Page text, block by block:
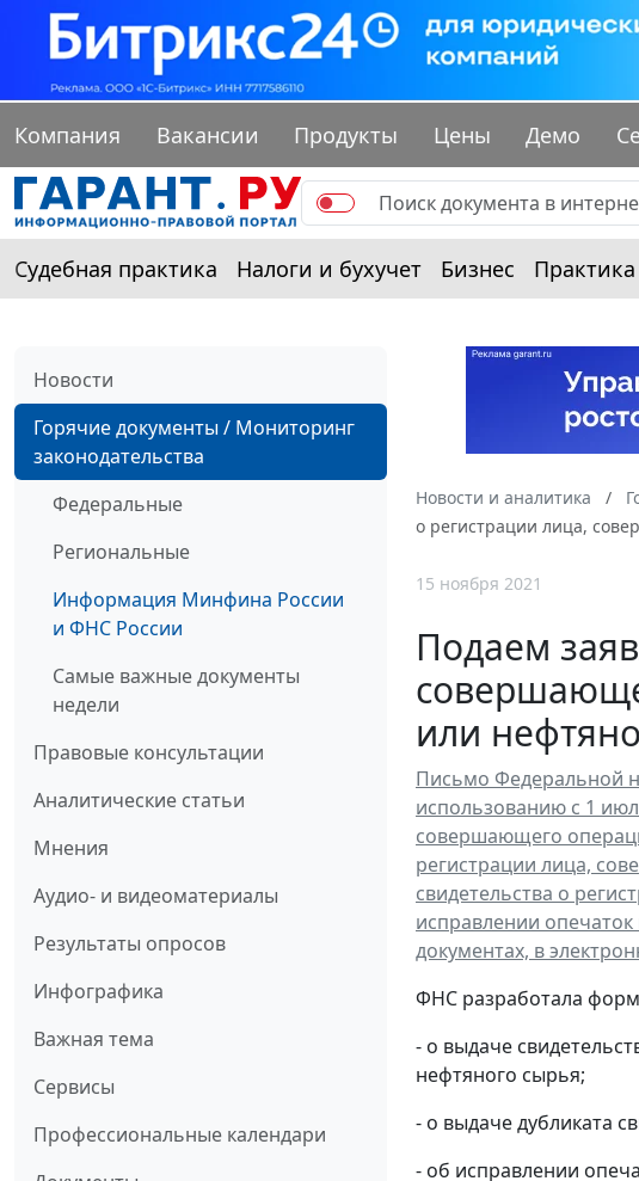
Компания Вакансии Продукты Цены Демо
Судебная практика Налоги и бухучет Бизнес Практика
Новости
Горячие документы / Мониторинг
законодательства
Федеральные
Региональные
Информация Минфина России
и ФНС России
Самые важные документы
недели
Правовые консультации
Аналитические статьи
Мнения
Аудио- и видеоматериалы
Результаты опросов
Инфографика
Важная тема
Сервисы
Профессиональные календари
Новости и аналитика
о регистрации лица,
15 ноября 2021
Подаем
или
Письмо Федеральной
использованию с 1
совершающего
регистрации лица,
свидетельства о
исправлении
документах, в
ФНС разработала
- о выдаче
нефтяного сырья;
- о выдаче дубликата
- об исправлении